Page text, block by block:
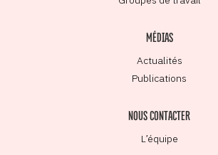
MÉDIAS
Actualités
Publications
NOUS CONTACTER
L’équipe